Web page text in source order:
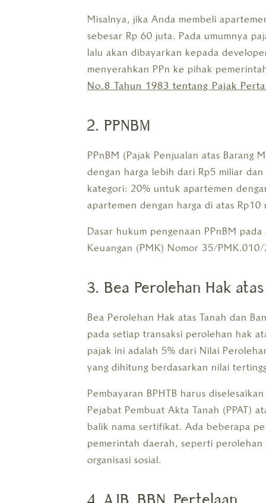
Misalnya, jika Anda membeli
sebesar Rp 60 juta. Pada umumnya
lalu akan dibayarkan kepada
menyerahkan PPn ke pihak
No.8 Tahun 1983 tentang Pajak
2. PPNBM
PPnBM (Pajak Penjualan atas Barang
dengan harga lebih dari Rp5 miliar
kategori: 20% untuk apartemen
apartemen dengan harga di atas Rp10
Dasar hukum pengenaan PPnBM
Keuangan (PMK) Nomor 35/
3. Bea Perolehan Hak
Bea Perolehan Hak atas Tanah dan
pada setiap transaksi perolehan hak
pajak ini adalah 5% dari Nilai
yang dihitung berdasarkan nilai
Pembayaran BPHTB harus
Pejabat Pembuat Akta Tanah (PPAT)
balik nama sertifikat. Ada beberapa
pemerintah daerah, seperti
organisasi sosial.